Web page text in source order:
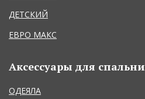
ДЕТСКИЙ
ЕВРО МАКС
Аксессуары для спальни
ОДЕЯЛА